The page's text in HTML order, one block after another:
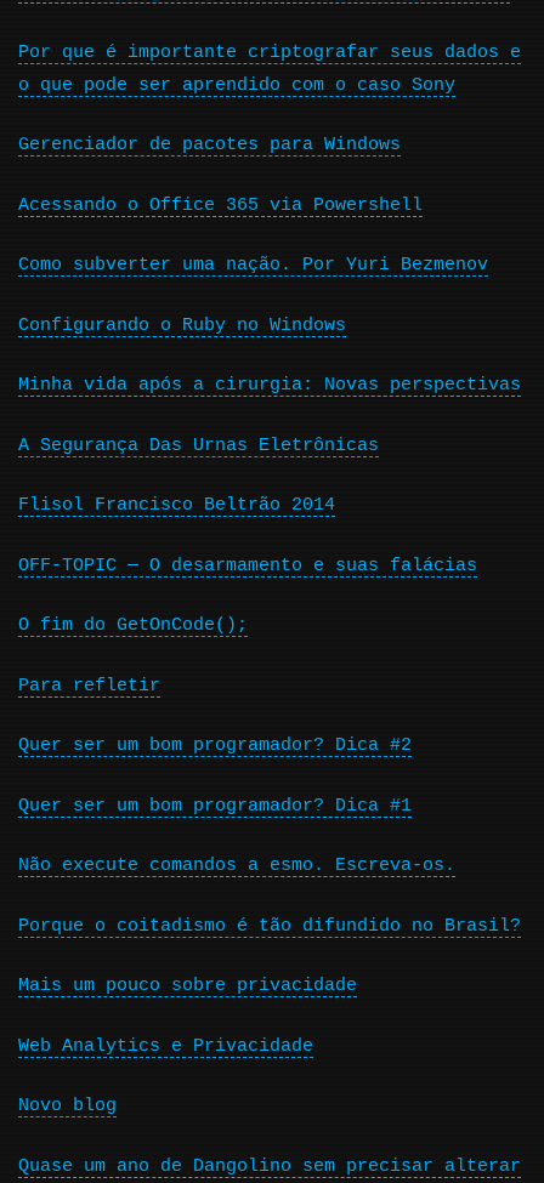
Por que é importante criptografar seus dados e
o que pode ser aprendido com o caso Sony
Gerenciador de pacotes para Windows
Acessando o Office 365 via Powershell
Como subverter uma nação. Por Yuri Bezmenov
Configurando o Ruby no Windows
Minha vida após a cirurgia: Novas perspectivas
A Segurança Das Urnas Eletrônicas
Flisol Francisco Beltrão 2014
OFF-TOPIC — O desarmamento e suas falácias
O fim do GetOnCode();
Para refletir
Quer ser um bom programador? Dica #2
Quer ser um bom programador? Dica #1
Não execute comandos a esmo. Escreva-os.
Porque o coitadismo é tão difundido no Brasil?
Mais um pouco sobre privacidade
Web Analytics e Privacidade
Novo blog
Quase um ano de Dangolino sem precisar alterar